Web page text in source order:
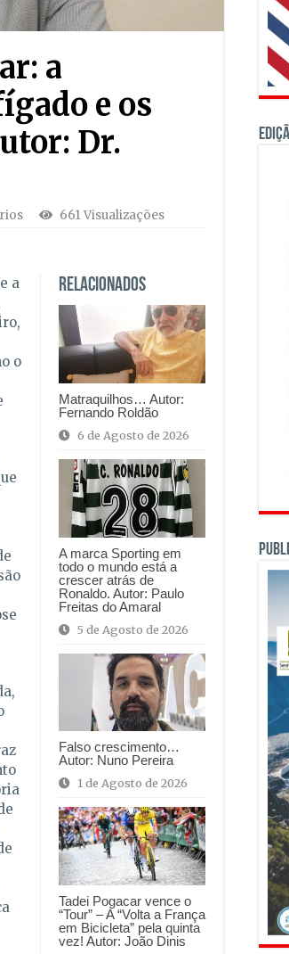
a
e os
Dr.
661 Visualizações
Relacionados
Matraquilhos… Autor:
Fernando Roldão
6 de Agosto de 2026
A marca Sporting em
todo o mundo está a
crescer atrás de
Ronaldo. Autor: Paulo
Freitas do Amaral
5 de Agosto de 2026
Falso crescimento…
Autor: Nuno Pereira
1 de Agosto de 2026
Tadei Pogacar vence o
“Tour” – A “Volta a França
em Bicicleta” pela quinta
vez! Autor: João Dinis
a
o